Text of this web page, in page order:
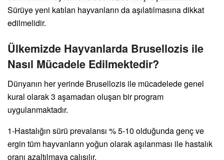
Sürüye yeni katılan hayvanların da aşılatılmasına dikkat
edilmelidir.
Ülkemizde Hayvanlarda Brusellozis ile
Nasıl Mücadele Edilmektedir?
Dünyanın her yerinde Brusellozis ile mücadelede genel
kural olarak 3 aşamadan oluşan bir program
uygulanmaktadır.
1-Hastalığın sürü prevalansı % 5-10 olduğunda genç ve
ergin tüm hayvanların yoğun olarak aşılanması ile hastalık
oranı azaltılmaya çalışılır.